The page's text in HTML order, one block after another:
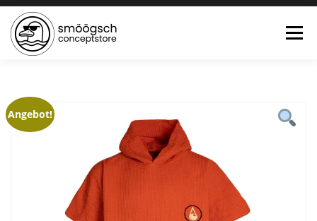
Menü
KONTAKT 0 ARTIKEL
Angebot!